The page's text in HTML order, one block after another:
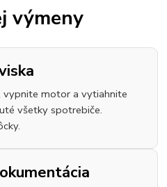
výmeny
vypnite motor a vytiahnite
všetky spotrebiče.